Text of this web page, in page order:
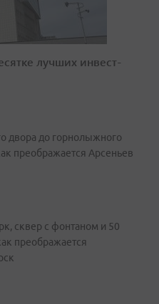
лучших инвест-
двора до горнолыжного
преображается Арсеньев
сквер с фонтаном и 50
преображается